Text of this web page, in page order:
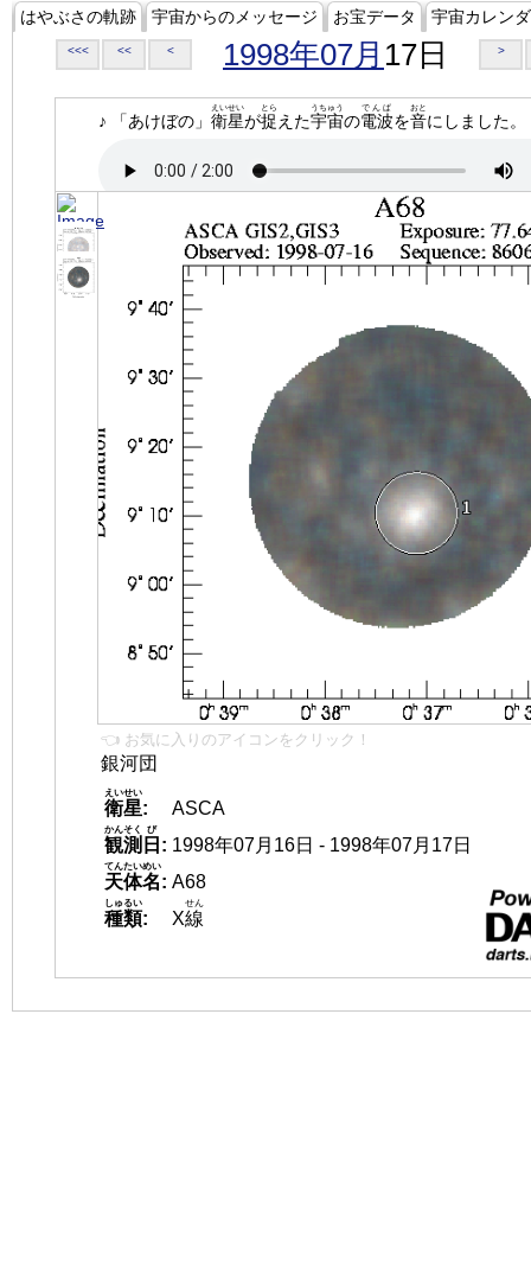
はやぶさの軌跡 宇宙からのメッセージ お宝データ 宇宙カレン
<<< << < 1998年07月 17日 >
♪ 「あけぼの」 衛星
えいせい
が捉
とら
えた宇宙
うちゅう
の電波
でんぱ
を音
おと
にしました。
👈 お気に入りのアイコンをクリック！
銀河団
衛星
えいせい
:
ASCA
観測
かんそく
日
び
: 1998年07月16日 - 1998年07月17日
天体名
てんたいめい
: A68
種類
しゅるい
: X線
せん